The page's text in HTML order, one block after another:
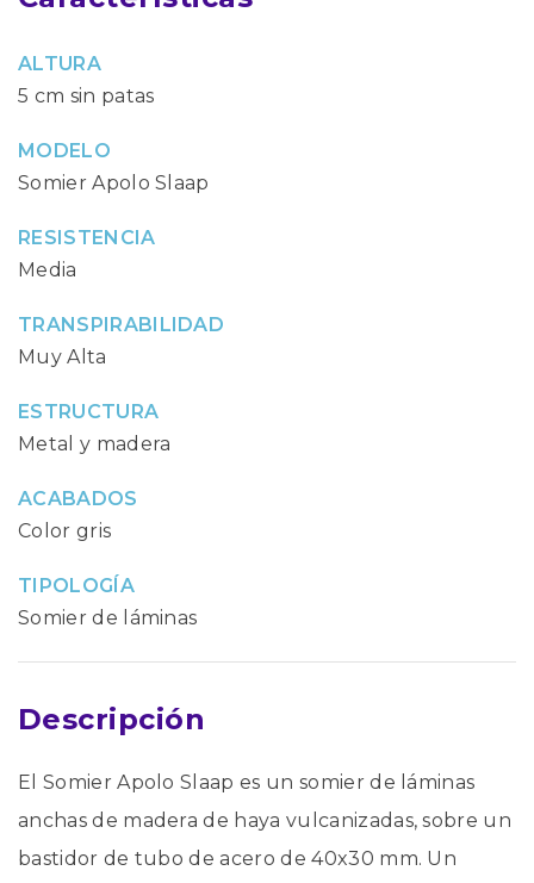
ALTURA
5 cm sin patas
MODELO
Somier Apolo Slaap
RESISTENCIA
Media
TRANSPIRABILIDAD
Muy Alta
ESTRUCTURA
Metal y madera
ACABADOS
Color gris
TIPOLOGÍA
Somier de láminas
Descripción
El Somier Apolo Slaap es un somier de láminas
anchas de madera de haya vulcanizadas, sobre un
bastidor de tubo de acero de 40x30 mm. Un